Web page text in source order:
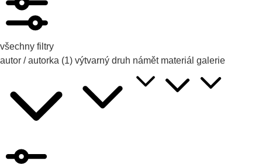
všechny filtry
autor / autorka (1) výtvarný druh námět materiál galerie